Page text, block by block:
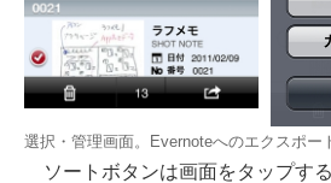
選択・管理画面。Evernoteへのエクスポー
ソートボタンは画面をタップす